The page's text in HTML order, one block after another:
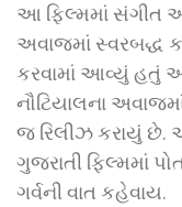
આ ફિલ્મમાં સંગીત
અવાજમાં સ્વરબદ્ધ
કરવામાં આવ્યું હતું
નૌટિયાલના
જ રિલીઝ કરાયું છે.
ગુજરાતી ફિલ્મમાં
ગર્વની વાત કહેવાય.